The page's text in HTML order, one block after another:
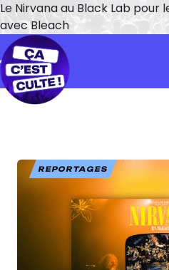
Le Nirvana au Black Lab
avec Bleach
REPORTAGES